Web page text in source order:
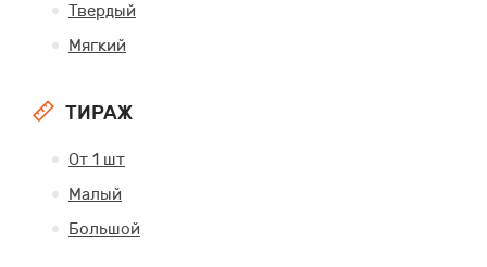
Твердый
Мягкий
ТИРАЖ
От 1 шт
Малый
Большой